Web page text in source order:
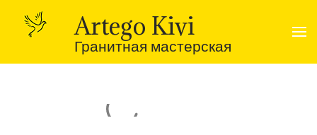
содержимому
(нажмите
Artego Kivi
Гранитная мастерская